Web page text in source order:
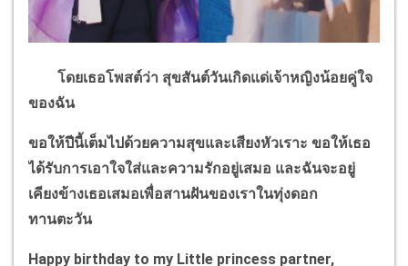
โดยเธอโพสต์ว่า สุขสันต์วันเกิดแด่เจ้าหญิงน้อยคู่ใจ
ของฉัน
ขอให้ปีนี้เต็มไปด้วยความสุขและเสียงหัวเราะ ขอให้เธอ
ได้รับการเอาใจใส่และความรักอยู่เสมอ และฉันจะอยู่
เคียงข้างเธอเสมอเพื่อสานฝันของเราในทุ่งดอก
ทานตะวัน
Happy birthday to my Little princess partner,